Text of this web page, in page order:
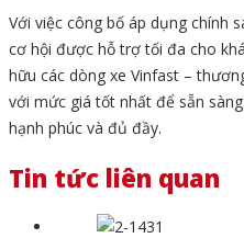
Với việc công bố áp dụng chính
cơ hội được hỗ trợ tối đa cho
hữu các dòng xe Vinfast –
với mức giá tốt nhất để sẵn
hạnh phúc và đủ đầy.
Tin tức liên quan